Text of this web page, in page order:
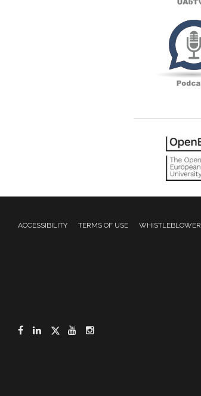
ACCESSIBILITY TERMS OF USE WHISTLEBLOWER
Facebook
LinkedIn
Twitter
YouTube